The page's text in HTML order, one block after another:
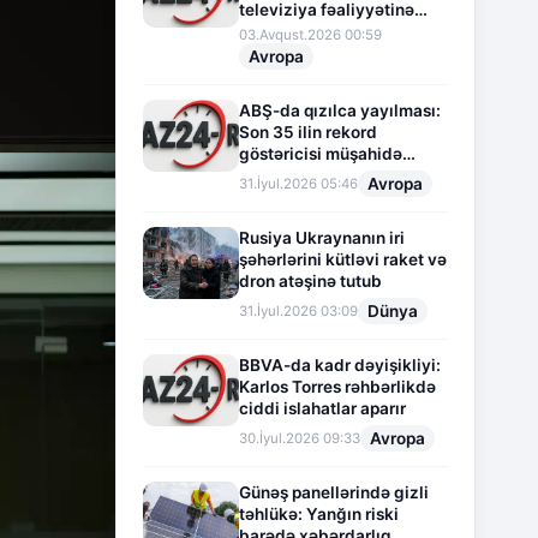
televiziya fəaliyyətinə
fasilə verir
03.Avqust.2026 00:59
Avropa
ABŞ-da qızılca yayılması:
Son 35 ilin rekord
göstəricisi müşahidə
olunur
31.İyul.2026 05:46 Avropa
Rusiya Ukraynanın iri
şəhərlərini kütləvi raket və
dron atəşinə tutub
31.İyul.2026 03:09 Dünya
BBVA-da kadr dəyişikliyi:
Karlos Torres rəhbərlikdə
ciddi islahatlar aparır
30.İyul.2026 09:33 Avropa
Günəş panellərində gizli
təhlükə: Yanğın riski